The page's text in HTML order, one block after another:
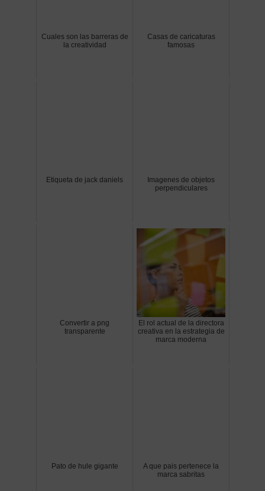
Cuales son las barreras de
la creatividad
Casas de caricaturas
famosas
Etiqueta de jack daniels
Imagenes de objetos
perpendiculares
Convertir a png
transparente
El rol actual de la directora
creativa en la estrategia de
marca moderna
Pato de hule gigante
A que pais pertenece la
marca sabritas